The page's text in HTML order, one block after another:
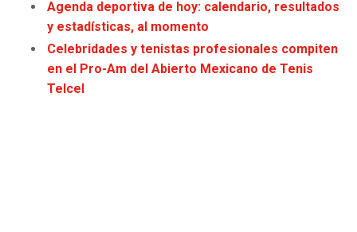
Agenda deportiva de hoy: calendario, resultados
y estadísticas, al momento
Celebridades y tenistas profesionales compiten
en el Pro-Am del Abierto Mexicano de Tenis
Telcel